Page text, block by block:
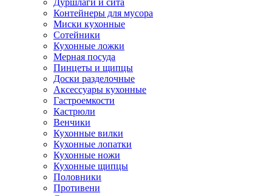
Контейнеры для мусора
Миски кухонные
Сотейники
Кухонные ложки
Мерная посуда
Пинцеты и щипцы
Доски разделочные
Аксессуары кухонные
Гастроемкости
Кастрюли
Венчики
Кухонные вилки
Кухонные лопатки
Кухонные ножи
Кухонные щипцы
Половники
Противени